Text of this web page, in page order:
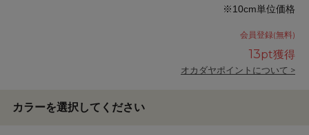
※10cm単位価格
会員登録(無料)
13pt獲得
オカダヤポイントについて >
カラーを選択してください